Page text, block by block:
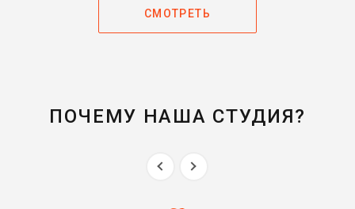
СМОТРЕТЬ
ПОЧЕМУ НАША СТУДИЯ?